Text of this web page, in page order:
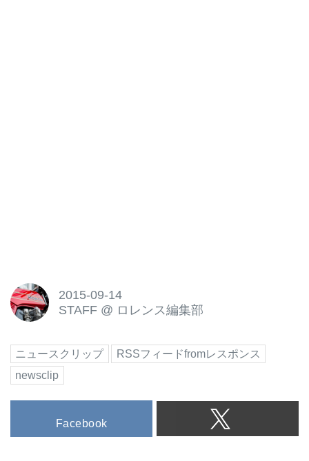
2015-09-14
STAFF @ ロレンス編集部
ニュースクリップ
RSSフィードfromレスポンス
newsclip
Facebook